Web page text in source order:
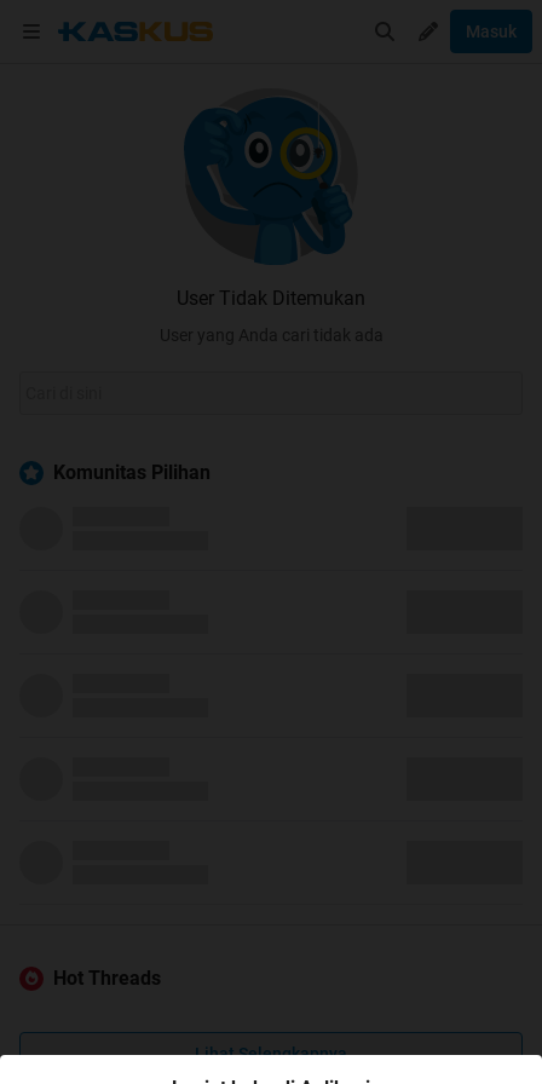
Masuk
User Tidak Ditemukan
User yang Anda cari tidak ada
Komunitas Pilihan
Hot Threads
Lihat Selengkapnya